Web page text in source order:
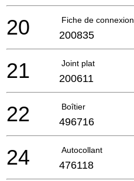
Fiche de connexion
20 200835
Joint plat
21 200611
Boîtier
22 496716
Autocollant
24 476118